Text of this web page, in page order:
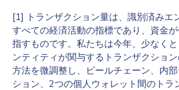
[1] トランザクション量は、識別済みエ
すべての経済活動の指標であり、資金
指すものです。私たちは今年、少なく
ンティティが関与するトランザクショ
方法を微調整し、ピールチェーン、内
ション、2つの個人ウォレット間のトラ